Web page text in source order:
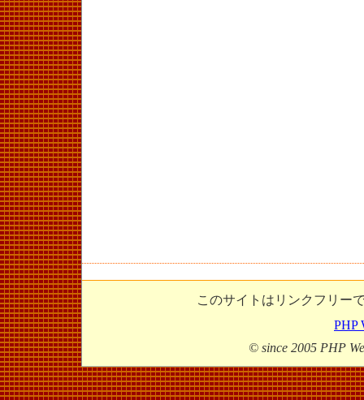
このサイトはリンクフリー
PHP
© since 2005 PHP